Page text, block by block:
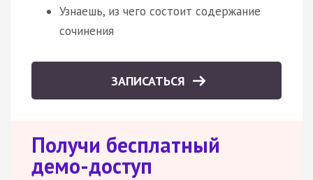
Узнаешь, из чего состоит содержание
сочинения
ЗАПИСАТЬСЯ
Получи бесплатный
демо-доступ